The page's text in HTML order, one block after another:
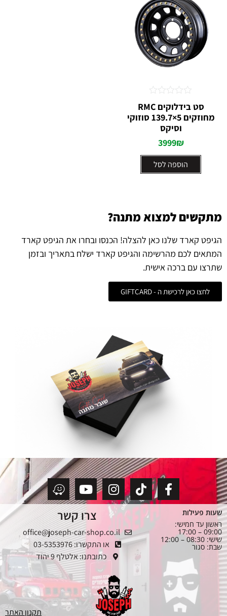
סט בידלוקים RMC
מחוזקים 5×139.7 סוזוקי
וסיקס
3999₪
הוספה לסל
0
מתוך
מתקשים למצוא מתנה?
הגיפט קארד שלנו כאן להצלה! הכנסו ובחרו את הגיפט קארד
המתאים לכם מהרשימה והגיפט קארד ישלח בתאריך ובזמן
שתרצו עם ברכה אישית.
לחצו כאן לרכישת ה - GIFTCARD
שעות פעילות
ראשון עד חמישי:
09:00 – 17:00
שישי: 08:30 – 12:00
שבת: סגור
צרו קשר
office@joseph-car-shop.co.il
או התקשרו: 03-5353976
כתובתנו: אלטלף 9 יהוד
תקנון האתר